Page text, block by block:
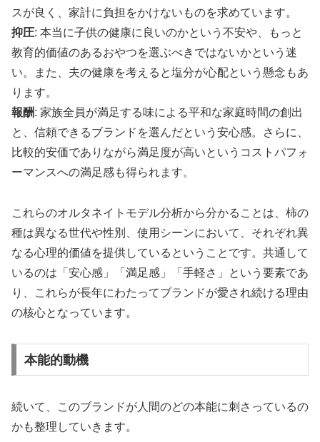
スが良く、家計に負担をかけないものを求めています。
抑圧: 本当に子供の健康に良いのかという不安や、もっと
教育的価値のあるおやつを選ぶべきではないかという迷
い。また、夫の健康を考えると塩分が心配という懸念もあ
ります。
報酬: 家族全員が満足する味による平和な家庭時間の創出
と、信頼できるブランドを選んだという安心感。さらに、
比較的安価でありながら満足度が高いというコストパフォ
ーマンスへの満足感も得られます。
これらのオルタネイトモデル分析から分かることは、柿の
種は異なる世代や性別、使用シーンにおいて、それぞれ異
なる心理的価値を提供しているということです。共通して
いるのは「安心感」「満足感」「手軽さ」という要素であ
り、これらが長年にわたってブランドが愛され続ける理由
の核心となっています。
本能的動機
続いて、このブランドが人間のどの本能に刺さっているの
かも整理していきます。